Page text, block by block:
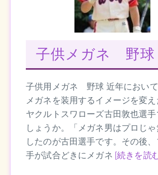
子供メガネ 野球
子供用メガネ 野球 近年におい
メガネを装用するイメージを変
ヤクルトスワローズ古田敦也選
しょうか。「メガネ男はプロじ
したのが古田選手です。その後
手が試合どきにメガネ [続きを読